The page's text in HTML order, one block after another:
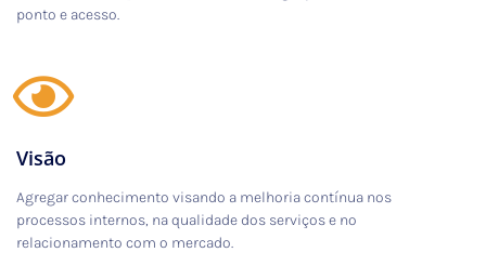
ponto e acesso.
Visão
Agregar conhecimento visando a melhoria contínua nos
processos internos, na qualidade dos serviços e no
relacionamento com o mercado.